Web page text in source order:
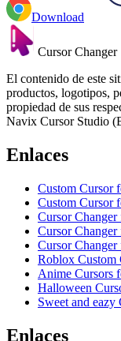
Download
Cursor Changer
El contenido de este
productos, logotipos,
propiedad de sus
Navix Cursor Studio
Enlaces
Custom Cursor
Custom Cursor
Cursor
Cursor Changer
Cursor
Roblox Custom
Anime Cursors
Halloween
Sweet and eazy
Enlaces